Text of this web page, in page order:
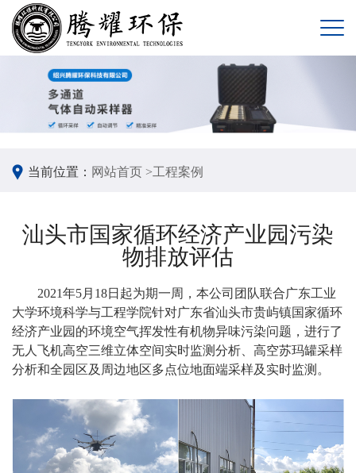
当前位置： 网站首页 >工程案例
汕头市国家循环经济产业园污染
物排放评估
2021年5月18日起为期一周，本公司团队联合广东工业
大学环境科学与工程学院针对广东省汕头市贵屿镇国家循环
经济产业园的环境空气挥发性有机物异味污染问题，进行了
无人飞机高空三维立体空间实时监测分析、高空苏玛罐采样
分析和全园区及周边地区多点位地面端采样及实时监测。